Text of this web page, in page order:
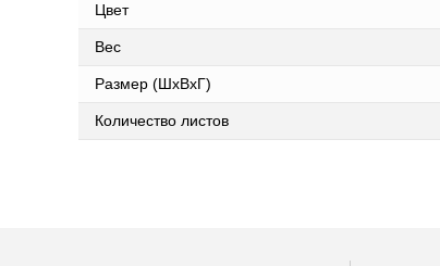
Цвет
Вес
Размер (ШxВxГ)
Количество листов